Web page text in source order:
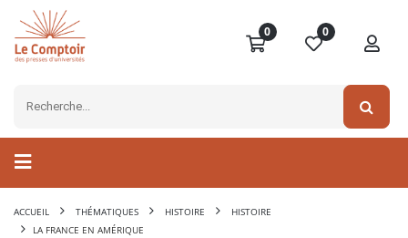
0 0
ACCUEIL THÉMATIQUES HISTOIRE
HISTOIRE
LA FRANCE EN AMÉRIQUE